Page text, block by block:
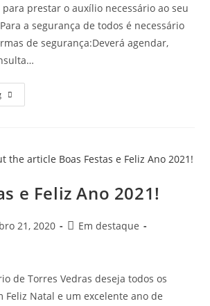
prestar o auxílio necessário ao seu
a segurança de todos é necessário
de segurança:Deverá agendar,
e Feliz Ano 2021!
21, 2020
Em destaque
de Torres Vedras deseja todos os
Feliz Natal e um excelente ano de